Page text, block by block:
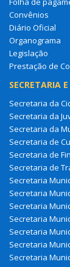
Convênios
Diário Oficial
Organograma
Legislação
Prestação de
SECRETARIA
Secretaria da
Secretaria da
Secretaria da
Secretaria de
Secretaria de
Secretaria de
Secretaria
Secretaria
Secretaria
Secretaria
Secretaria
Secretaria
Secretaria